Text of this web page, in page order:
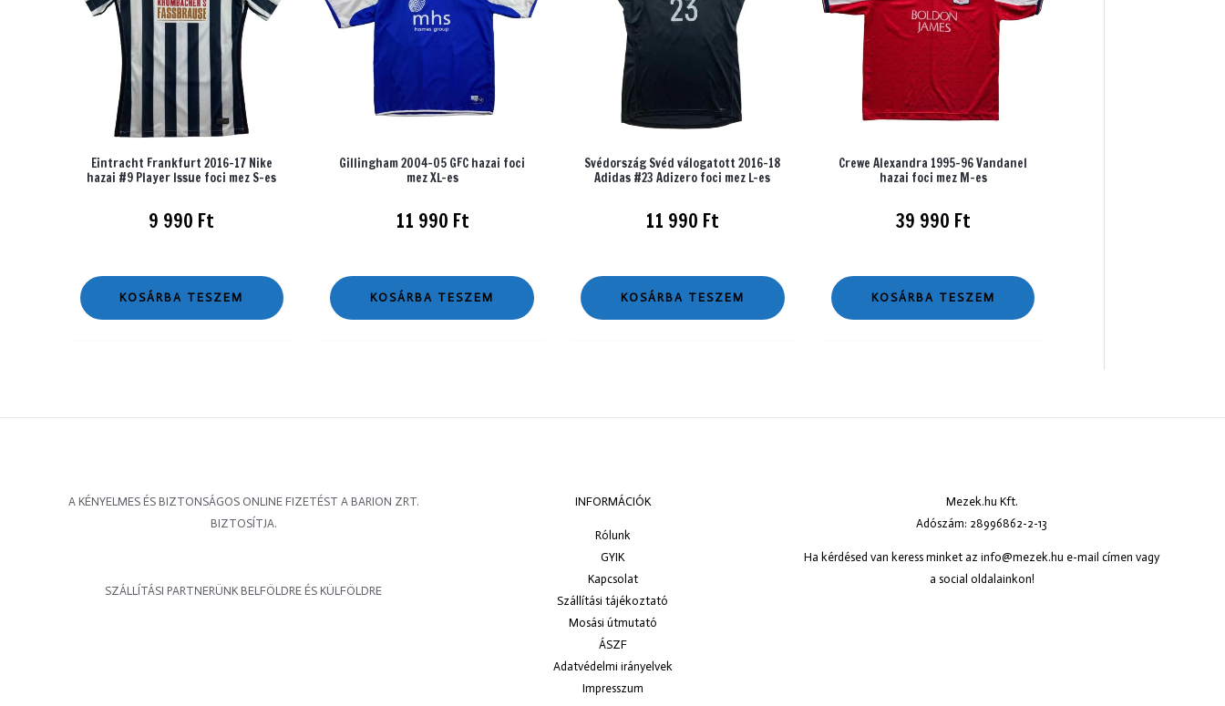
Eintracht Frankfurt 2016-17 Nike
hazai #9 Player Issue foci mez S-es
9 990 Ft
KOSÁRBA TESZEM
Gillingham 2004-05 GFC hazai foci
mez XL-es
11 990 Ft
KOSÁRBA TESZEM
Svédország Svéd válogatott 2016-18
Adidas #23 Adizero foci mez L-es
11 990 Ft
KOSÁRBA TESZEM
Crewe Alexandra 1995-96 Vandanel
hazai foci mez M-es
39 990 Ft
KOSÁRBA TESZEM
A KÉNYELMES ÉS BIZTONSÁGOS ONLINE FIZETÉST A BARION ZRT.
BIZTOSÍTJA.
SZÁLLÍTÁSI PARTNERÜNK BELFÖLDRE ÉS KÜLFÖLDRE
INFORMÁCIÓK
Rólunk
GYIK
Kapcsolat
Szállítási tájékoztató
Mosási útmutató
ÁSZF
Adatvédelmi irányelvek
Impresszum
Mezek.hu Kft.
Adószám: 28996862-2-13
Ha kérdésed van keress minket az info@mezek.hu e-mail címen vagy
a social oldalainkon!